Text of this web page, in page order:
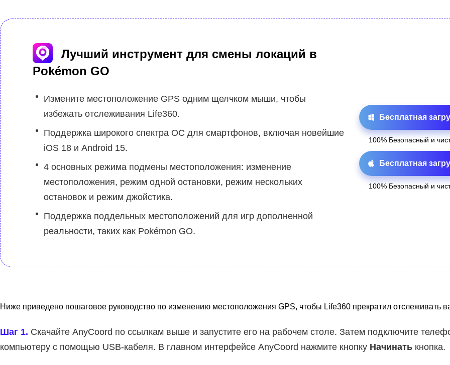
Лучший инструмент для смены локаций в
Pokémon GO
Измените местоположение GPS одним щелчком мыши, чтобы
избежать отслеживания Life360.
Поддержка широкого спектра ОС для смартфонов, включая новейшие
iOS 18 и Android 15.
4 основных режима подмены местоположения: изменение
местоположения, режим одной остановки, режим нескольких
остановок и режим джойстика.
Поддержка поддельных местоположений для игр дополненной
реальности, таких как Pokémon GO.
Бесплатная
100% Безопасный и
Бесплатная
100% Безопасный и
Ниже приведено пошаговое руководство по изменению местоположения GPS, чтобы Life360 прекратил отслеживать
Шаг 1. Скачайте AnyCoord по ссылкам выше и запустите его на рабочем столе. Затем подключите
компьютеру с помощью USB-кабеля. В главном интерфейсе AnyCoord нажмите кнопку Начинать кнопка.